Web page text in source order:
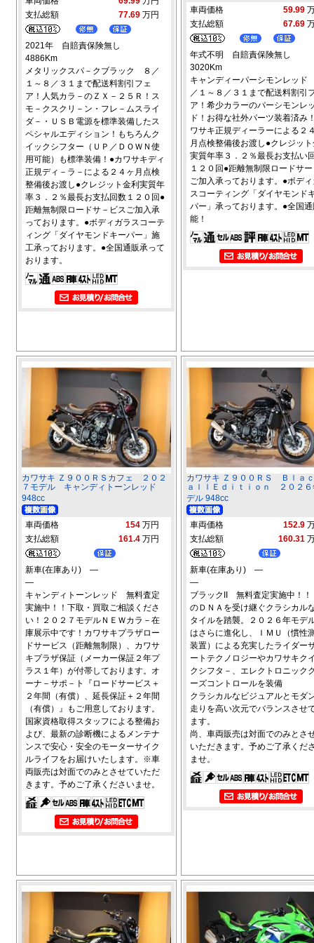
支払総額
77.69 万円
2021年 自賠責保険無し
4886Km
メタリックスパ－クブラック ８／
１～８／３１まで配送料割引フェ
ア！人気カラ－のＺＸ－２５Ｒ！ス
モ－クスクリ－ン・フレ－ムスライ
ダ－・ＵＳＢ電源を標準装備したス
ペシャルエディション！もちろんク
イックシフター（ＵＰ／ＤＯＷＮ使
用可能）も標準装備！●カワサキディ
正規ディ－ラ－による２４ヶ月点検
整備後お渡し●クレジット金利実質年
率３．２％最長お支払回数１２０回●
距離無制限ロードサ－ビスご加入承
っております。●ボディガラスコーテ
ィング「ダイヤモンドキーパー」施
工承っております。●全国通販承って
おります。
車両価格 59.99
支払総額
67.69
年式不明 自賠責保険無し
3020Km
キャンディーパーシモンレッ
／１～８／３１まで配送料割引
ア！希少カラーのパーシモンレ
ド！お得な社外パーツ装着済み
ワサキ正規ディーラーによる２
月点検整備後お渡し●クレジッ
実質年率３．２％最長お支払い
１２０回●距離無制限ロードサ
ご加入承っております。●ボデ
スコーティング「ダイヤモンド
パー」承っております。●全国
能！
カワサキ Ｚ９００ＲＳカフェ ２０２
７モデル キャンディトーンレッド
948cc
車両価格 154 万円
支払総額
161.4 万円
新車(在庫あり) ―
―
キャンディトーンレッド 無料査定
実施中！！下取・買取ご相談くださ
い！２０２７モデルＮＥＷカラ－在
庫展示中です！カワサキプラザロー
ドサービス（距離無制限）、カワサ
キプラザ保証（メーカー保証２年プ
ラス１年）が付帯しております。オ
ーナ－サポ－ト『ロードサービス＋
２年間（有償）、延長保証＋２年間
（有償）』もご用意しております。
国家資格取得スタッフによる整備お
よび、最新の診断機によるメンテナ
ンスで安心・安全のモーターサイク
ルライフをお届けいたします。※車
両販売は対面でのみとさせていただ
きます。予めご了承くださいませ。
カワサキ Ｚ９００ＲＳ Ｂｌａ
ａｌｌＥｄｉｔｉｏｎ ２０２６
デル 948cc
車両価格 152.9
支払総額
160.31
新車(在庫あり) ―
―
ブラックII 無料査定実施中！！
のＤＮＡを受け継ぐクラシカル
タイルを踏襲。２０２６年モデ
はさらに進化し、ＩＭＵ（慣性
装置）による充実したライダー
ートテクノロジーやカワサキク
クシフタ－、エレクトロニック
ーズコントロールを装備
クラシカルなビジュアルとモダ
走りを高い次元でバランスさせ
ます。
尚、車両販売は対面でのみとさ
いただきます。予めご了承くだ
ませ。